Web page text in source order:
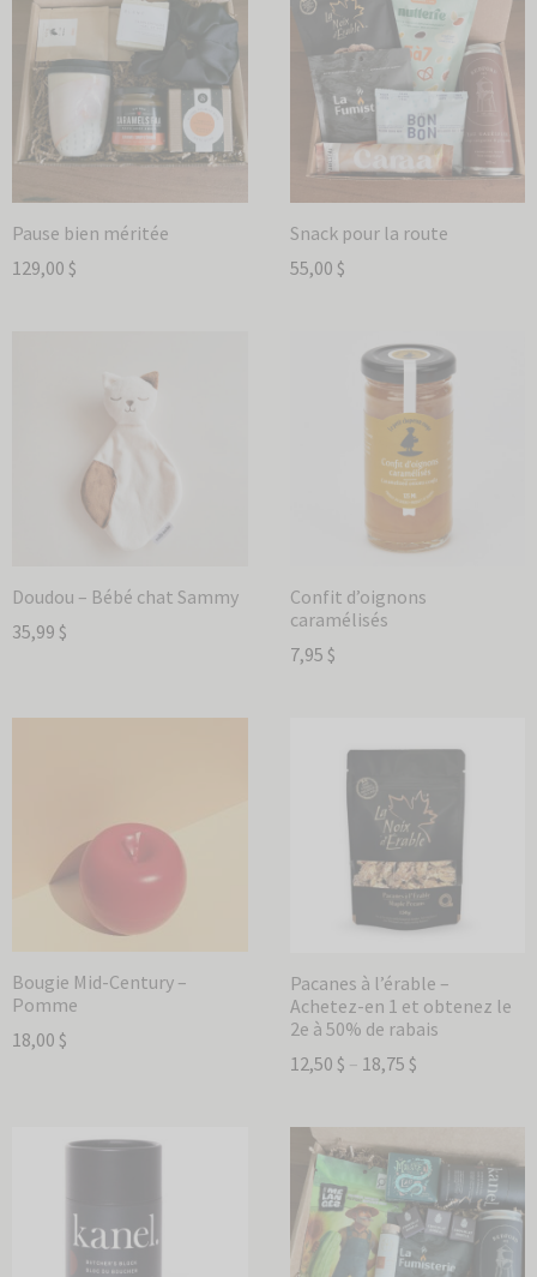
Pause bien méritée
129,00 $
Snack pour la route
55,00 $
Doudou – Bébé chat Sammy
35,99 $
Confit d’oignons
caramélisés
7,95 $
Bougie Mid-Century –
Pomme
18,00 $
Pacanes à l’érable –
Achetez-en 1 et obtenez le
2e à 50% de rabais
12,50 $ – 18,75 $